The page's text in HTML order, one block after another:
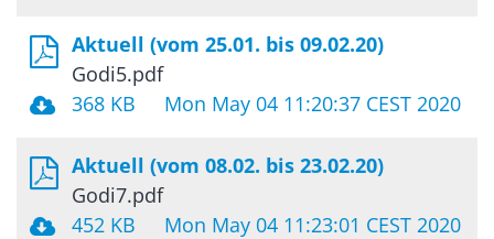
Aktuell (vom 25.01. bis 09.02.20)
Godi5.pdf
368 KB
Mon May 04 11:20:37 CEST 2020
Aktuell (vom 08.02. bis 23.02.20)
Godi7.pdf
452 KB
Mon May 04 11:23:01 CEST 2020